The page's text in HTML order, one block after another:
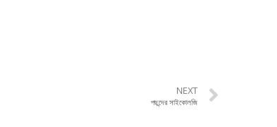
NEXT
পছন্দের সাইকোলজি